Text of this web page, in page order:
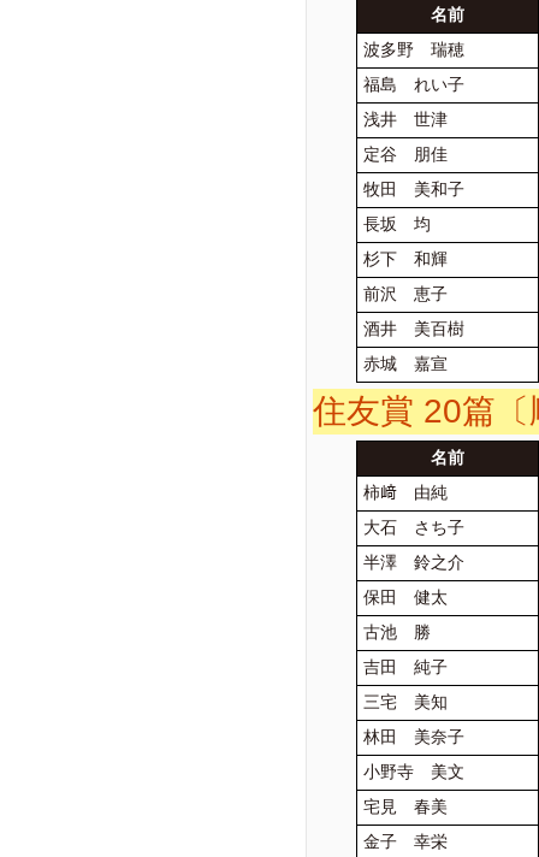
名前
波多野 瑞穂
福島 れい子
浅井 世津
定谷 朋佳
牧田 美和子
長坂 均
杉下 和輝
前沢 恵子
酒井 美百樹
赤城 嘉宣
住友賞 20篇〔
名前
柿﨑 由純
大石 さち子
半澤 鈴之介
保田 健太
古池 勝
吉田 純子
三宅 美知
林田 美奈子
小野寺 美文
宅見 春美
金子 幸栄